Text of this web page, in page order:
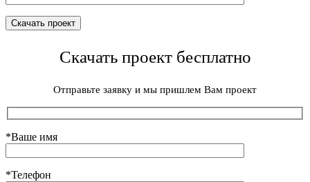
Скачать проект бесплатно
Отправьте заявку и мы пришлем Вам проект
*Ваше имя
*Телефон